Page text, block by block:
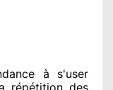
à s'user
répétition des